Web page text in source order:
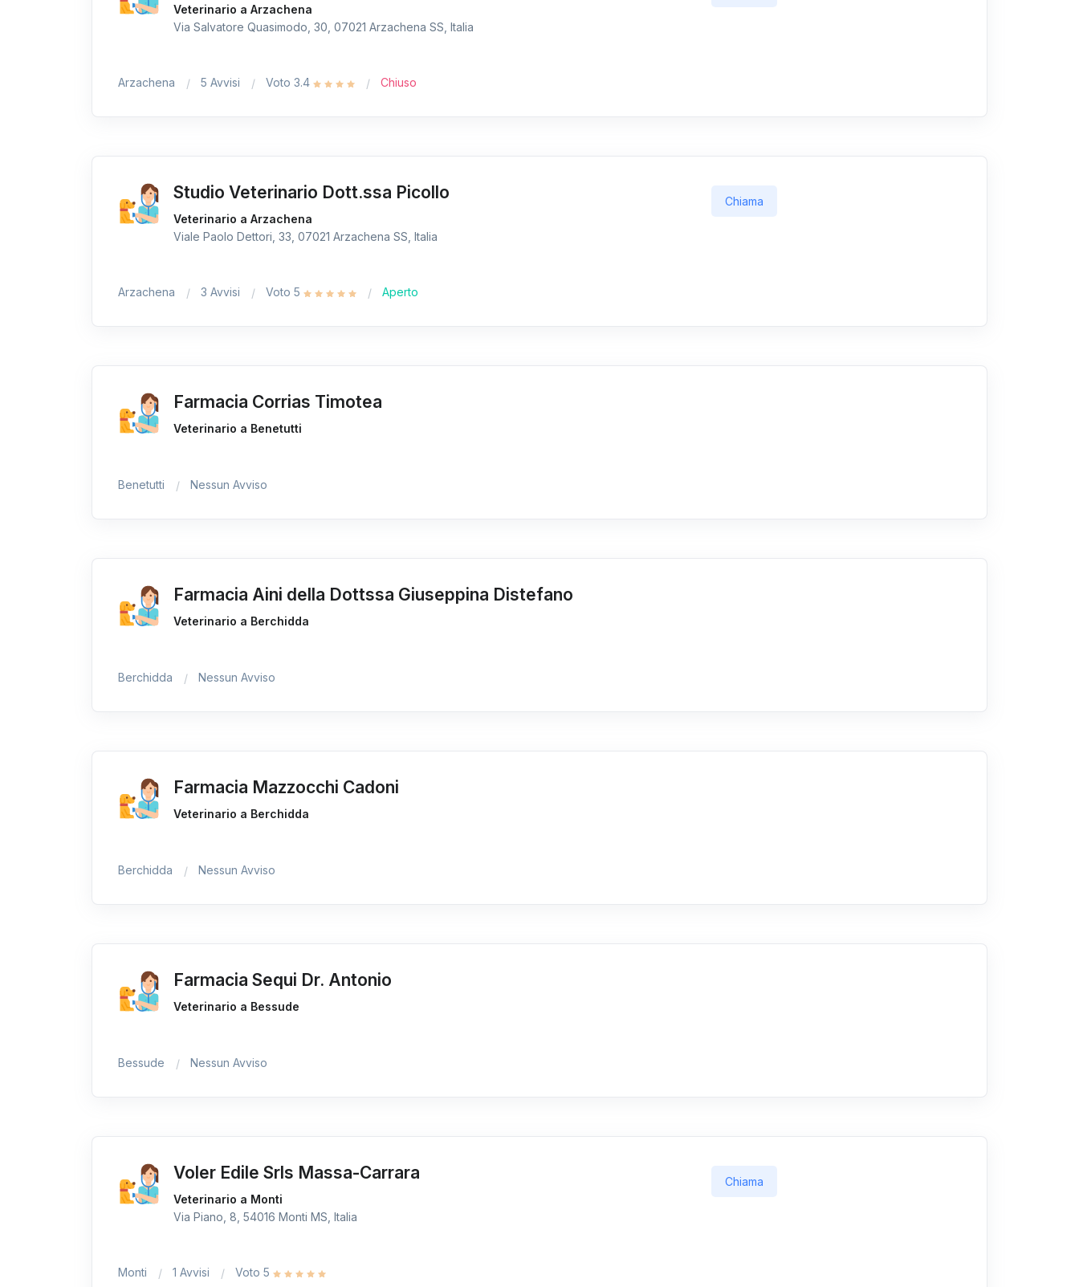
Veterinario a Arzachena
Via Salvatore Quasimodo, 30, 07021 Arzachena SS, Italia
Arzachena 5 Avvisi Voto 3.4 Chiuso
Studio Veterinario Dott.ssa Picollo
Veterinario a Arzachena
Viale Paolo Dettori, 33, 07021 Arzachena SS, Italia
Chiama
Arzachena 3 Avvisi Voto 5 Aperto
Farmacia Corrias Timotea
Veterinario a Benetutti
Benetutti Nessun Avviso
Farmacia Aini della Dottssa Giuseppina Distefano
Veterinario a Berchidda
Berchidda Nessun Avviso
Farmacia Mazzocchi Cadoni
Veterinario a Berchidda
Berchidda Nessun Avviso
Farmacia Sequi Dr. Antonio
Veterinario a Bessude
Bessude Nessun Avviso
Voler Edile Srls Massa-Carrara
Veterinario a Monti
Via Piano, 8, 54016 Monti MS, Italia
Chiama
Monti 1 Avvisi Voto 5